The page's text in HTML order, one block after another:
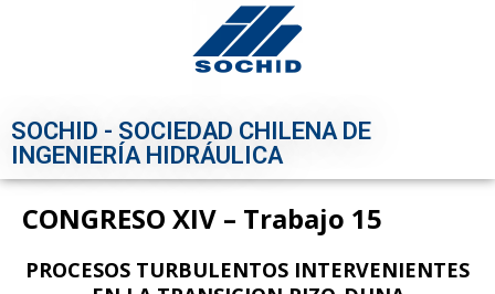
SOCHID - SOCIEDAD CHILENA DE
INGENIERÍA HIDRÁULICA
CONGRESO XIV – Trabajo 15
PROCESOS TURBULENTOS INTERVENIENTES